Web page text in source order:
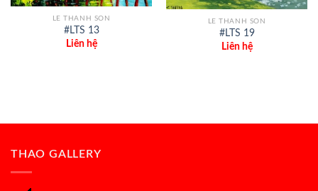
LE THANH SON
#LTS 13
Liên hệ
LE THANH SON
#LTS 19
Liên hệ
THAO GALLERY